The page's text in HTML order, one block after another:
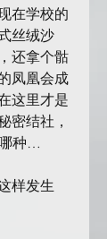
在学校的
丝绒沙
还拿个骷
凤凰会成
这里才是
密结社，
种…
样发生